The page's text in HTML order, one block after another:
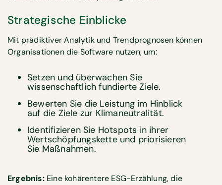
Strategische Einblicke
Mit prädiktiver Analytik und Trendprognosen können
Organisationen die Software nutzen, um:
Setzen und überwachen Sie
wissenschaftlich fundierte Ziele.
Bewerten Sie die Leistung im Hinblick
auf die Ziele zur Klimaneutralität.
Identifizieren Sie Hotspots in ihrer
Wertschöpfungskette und priorisieren
Sie Maßnahmen.
Ergebnis:Eine kohärentere ESG-Erzählung, die